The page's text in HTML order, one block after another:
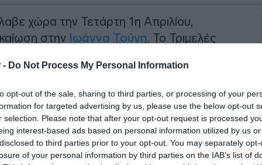
- Do Not Process My Personal Information
opt-out of the sale, sharing to third parties, or processing of your
for targeted advertising by us, please use the below opt-out
selection. Please note that after your opt-out request is processed
interest-based ads based on personal information utilized by us
to third parties prior to your opt-out. You may separately
of your personal information by third parties on the IAB’s list of
χώρα την Τετάρτη 1η Απριλίου,
στην Ιωάννα Τούνη. Το Τριμελές
ολοκλήρωσε την εξέταση της
την κοινή γνώμη επί σειρά
κατηγορούμενους που ενεπλάκησαν
.
κατέληξε σε μια απόφαση που στέλνει
και της παραβίασης της